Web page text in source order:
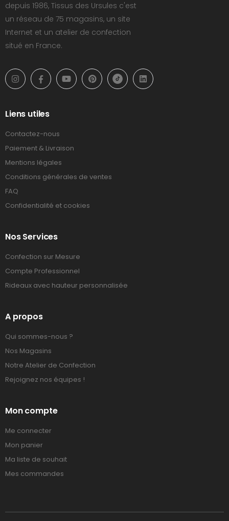
depuis 1986, Tissus des Ursules c'est
un réseau de 75 magasins, un site
Internet et un atelier de confection
situé en France.
Liens utiles
Contactez-nous
Paiement & Livraison
Mentions légales
Conditions générales de ventes
FAQ
Confidentialité et cookies
Nos Services
Confection sur Mesure
Compte Professionnel
Rideaux avec hauteur personnalisée
A propos
Qui sommes-nous ?
Nos Magasins
Notre Atelier de Confection
Rejoignez nos équipes !
Mon compte
Me connecter
Mon panier
Ma liste de souhait
Mes commandes